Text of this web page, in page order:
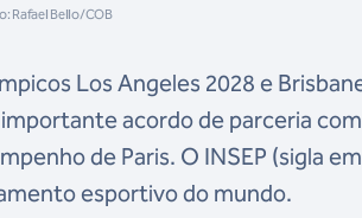
Rafael Bello/COB
Los Angeles 2028 e
acordo de parceria
de Paris. O INSEP (sigla em
esportivo do mundo.